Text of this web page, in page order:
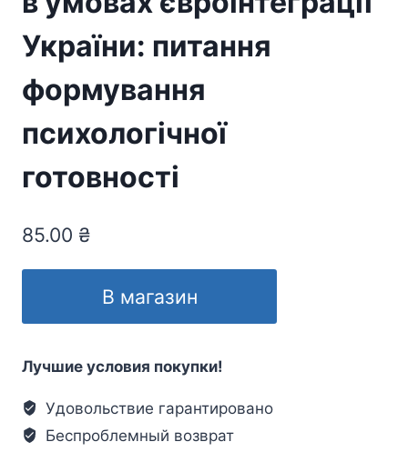
України: питання
формування
психологічної
готовності
85.00 ₴
В магазин
Лучшие условия покупки!
Удовольствие гарантировано
Беспроблемный возврат